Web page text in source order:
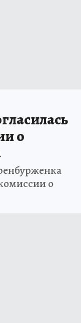
о
о